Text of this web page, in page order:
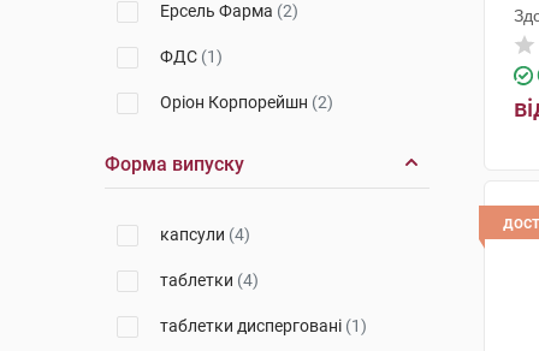
Ерсель Фарма (2)
ФДС (1)
Оріон Корпорейшн (2)
Атена Драг Делівері Солюшнз
Форма випуску
капсули (4)
таблетки (4)
таблетки дисперговані (1)